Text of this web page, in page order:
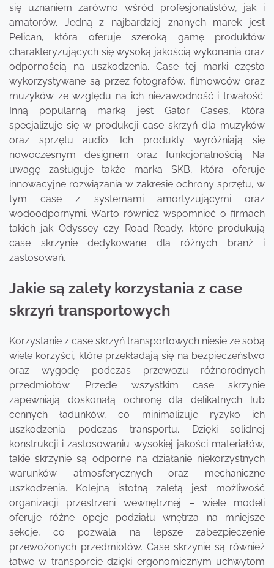
się uznaniem zarówno wśród profesjonalistów, jak i
amatorów. Jedną z najbardziej znanych marek jest
Pelican, która oferuje szeroką gamę produktów
charakteryzujących się wysoką jakością wykonania oraz
odpornością na uszkodzenia. Case tej marki często
wykorzystywane są przez fotografów, filmowców oraz
muzyków ze względu na ich niezawodność i trwałość.
Inną popularną marką jest Gator Cases, która
specjalizuje się w produkcji case skrzyń dla muzyków
oraz sprzętu audio. Ich produkty wyróżniają się
nowoczesnym designem oraz funkcjonalnością. Na
uwagę zasługuje także marka SKB, która oferuje
innowacyjne rozwiązania w zakresie ochrony sprzętu, w
tym case z systemami amortyzującymi oraz
wodoodpornymi. Warto również wspomnieć o firmach
takich jak Odyssey czy Road Ready, które produkują
case skrzynie dedykowane dla różnych branż i
zastosowań.
Jakie są zalety korzystania z case
skrzyń transportowych
Korzystanie z case skrzyń transportowych niesie ze sobą
wiele korzyści, które przekładają się na bezpieczeństwo
oraz wygodę podczas przewozu różnorodnych
przedmiotów. Przede wszystkim case skrzynie
zapewniają doskonałą ochronę dla delikatnych lub
cennych ładunków, co minimalizuje ryzyko ich
uszkodzenia podczas transportu. Dzięki solidnej
konstrukcji i zastosowaniu wysokiej jakości materiałów,
takie skrzynie są odporne na działanie niekorzystnych
warunków atmosferycznych oraz mechaniczne
uszkodzenia. Kolejną istotną zaletą jest możliwość
organizacji przestrzeni wewnętrznej – wiele modeli
oferuje różne opcje podziału wnętrza na mniejsze
sekcje, co pozwala na lepsze zabezpieczenie
przewożonych przedmiotów. Case skrzynie są również
łatwe w transporcie dzięki ergonomicznym uchwytom